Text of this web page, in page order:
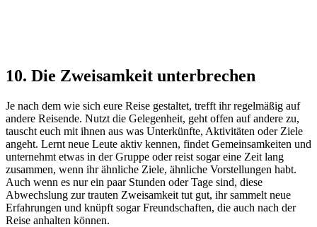
10. Die Zweisamkeit unterbrechen
Je nach dem wie sich eure Reise gestaltet, trefft ihr regelmäßig auf
andere Reisende. Nutzt die Gelegenheit, geht offen auf andere zu,
tauscht euch mit ihnen aus was Unterkünfte, Aktivitäten oder Ziele
angeht. Lernt neue Leute aktiv kennen, findet Gemeinsamkeiten und
unternehmt etwas in der Gruppe oder reist sogar eine Zeit lang
zusammen, wenn ihr ähnliche Ziele, ähnliche Vorstellungen habt.
Auch wenn es nur ein paar Stunden oder Tage sind, diese
Abwechslung zur trauten Zweisamkeit tut gut, ihr sammelt neue
Erfahrungen und knüpft sogar Freundschaften, die auch nach der
Reise anhalten können.